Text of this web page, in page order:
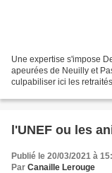
Une expertise s'impose
apeurées de Neuilly et
culpabiliser ici les
l'UNEF ou les
Publié le 20/03/2021 à
Par Canaille Lerouge